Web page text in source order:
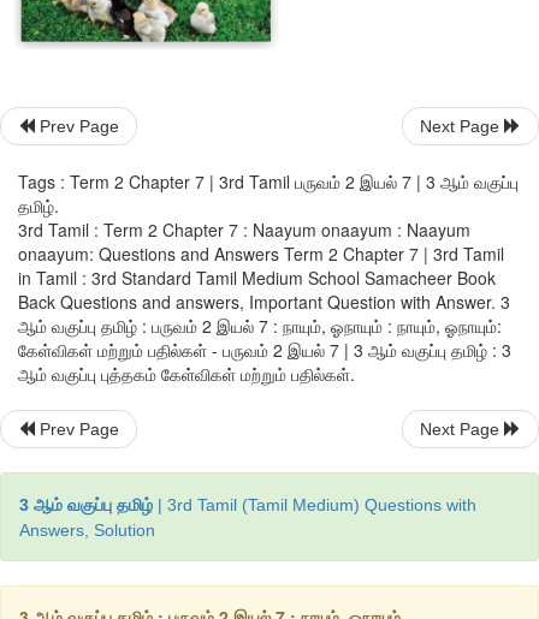
மரக்கிளையில் உள்ள கிளி மகிழ்ச்சியாக இருக்கும். ஏனெனில்,
உற்சாகமாக  இருக்கிறது.
செயல்திட்டம்
தொகுப்பேட்டில் ஒட்டி, அவை எழுப்பும் ஒலிகளின் பெயர்களை
Prev Page Next Page
Tags : Term 2 Chapter 7 | 3rd Tamil பருவம் 2 இயல் 7 | 3 ஆம் வகுப்பு
தமிழ்.
3rd Tamil : Term 2 Chapter 7 : Naayum onaayum : Naayum
onaayum: Questions and Answers Term 2 Chapter 7 | 3rd Tamil
in Tamil : 3rd Standard Tamil Medium School Samacheer Book
Back Questions and answers, Important Question with Answer. 3
ஆம் வகுப்பு தமிழ் : பருவம் 2 இயல் 7 : நாயும், ஓநாயும் : நாயும், ஓநாயும்:
கேள்விகள் மற்றும் பதில்கள் - பருவம் 2 இயல் 7 | 3 ஆம் வகுப்பு தமிழ் : 3
ஆம் வகுப்பு புத்தகம் கேள்விகள் மற்றும் பதில்கள்.
Prev Page Next Page
3 ஆம் வகுப்பு தமிழ் | 3rd Tamil (Tamil Medium) Questions with
Answers, Solution